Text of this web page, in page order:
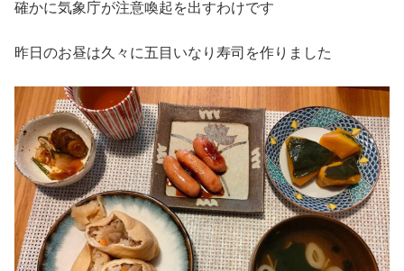
確かに気象庁が注意喚起を出すわけです
昨日のお昼は久々に五目いなり寿司を作りました